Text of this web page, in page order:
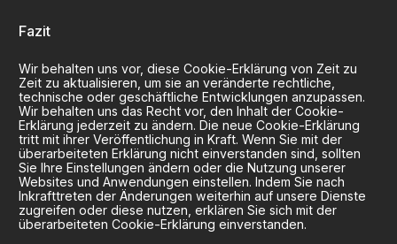
Fazit
Wir behalten uns vor, diese Cookie-Erklärung von Zeit zu
Zeit zu aktualisieren, um sie an veränderte rechtliche,
technische oder geschäftliche Entwicklungen anzupassen.
Wir behalten uns das Recht vor, den Inhalt der Cookie-
Erklärung jederzeit zu ändern. Die neue Cookie-Erklärung
tritt mit ihrer Veröffentlichung in Kraft. Wenn Sie mit der
überarbeiteten Erklärung nicht einverstanden sind, sollten
Sie Ihre Einstellungen ändern oder die Nutzung unserer
Websites und Anwendungen einstellen. Indem Sie nach
Inkrafttreten der Änderungen weiterhin auf unsere Dienste
zugreifen oder diese nutzen, erklären Sie sich mit der
überarbeiteten Cookie-Erklärung einverstanden.